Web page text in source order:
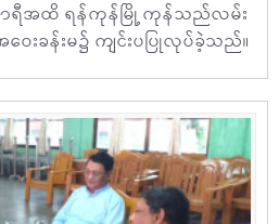
နာရီအထိ ရန်ကုန်မြို့ ကုန်သည်လမ်း
ေးခန်းမ၌ ကျင်းပပြုလုပ်ခဲ့သည်။